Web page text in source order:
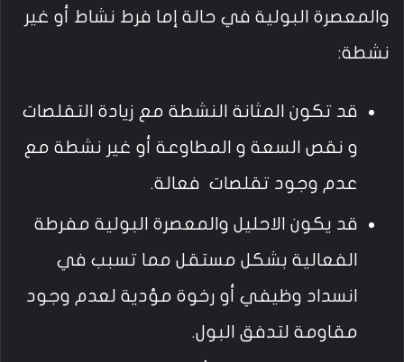
والمعصرة البولية في حالة إما فرط نشاط أو غير
نشطة:
قد تكون المثانة النشطة مع زيادة التقلصات
و نقص السعة و المطاوعة أو غير نشطة مع
عدم وجود تقلصات فعالة.
قد يكون الاحليل والمعصرة البولية مفرطة
الفعالية بشكل مستقل مما تسبب في
انسداد وظيفي أو رخوة مؤدية لعدم وجود
مقاومة لتدفق البول.